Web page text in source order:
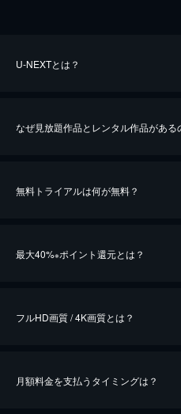
U-NEXTとは？
なぜ見放題作品とレンタル作品がある
無料トライアルは何が無料？
最大40%※ポイント還元とは？
※40％ポイント還元の対象は、クレジットカ
フルHD画質 / 4K画質とは？
月額料金を支払うタイミングは？